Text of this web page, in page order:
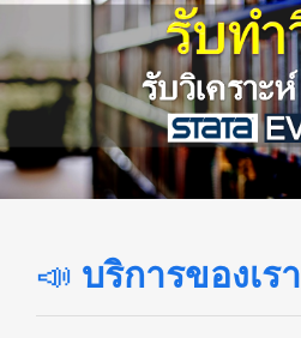
📣 บริการของเรา